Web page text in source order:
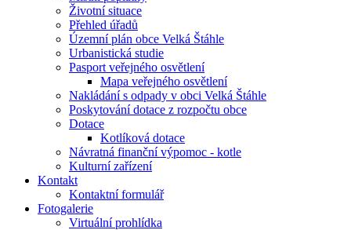
Životní situace
Přehled úřadů
Územní plán obce Velká Štáhle
Urbanistická studie
Pasport veřejného osvětlení
Mapa veřejného osvětlení
Nakládání s odpady v obci Velká Štáhle
Poskytování dotace z rozpočtu obce
Dotace
Kotlíková dotace
Návratná finanční výpomoc - kotle
Kulturní zařízení
Kontakt
Kontaktní formulář
Fotogalerie
Virtuální prohlídka